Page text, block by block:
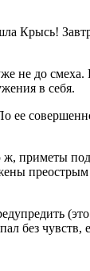
не до
в себя.
ее
ж, приметы
без